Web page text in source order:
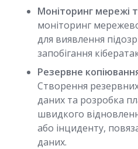
Моніторинг мережі
моніторинг
для виявлення
запобігання
Резервне
Створення
даних та розробка
швидкого
або інциденту,
даних.